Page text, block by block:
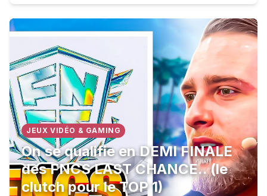
On se qualifie en DEMI FINALE des FNCS LAST
JEUX VIDÉO & GAMING
On se qualifie en DEMI FINALE
des FNCS LAST CHANCE.. (le
clutch pour le TOP 1)